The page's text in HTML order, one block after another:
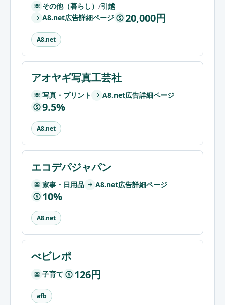
その他（暮らし） /引越
A8.net広告詳細ページ
$ 20,000円
A8.net
アオヤギ写真工芸社
写真・プリント A8.net広告詳細ページ
$ 9.5%
A8.net
エコデパジャパン
家事・日用品 A8.net広告詳細ページ
$ 10%
A8.net
べビレポ
子育て $ 126円
afb